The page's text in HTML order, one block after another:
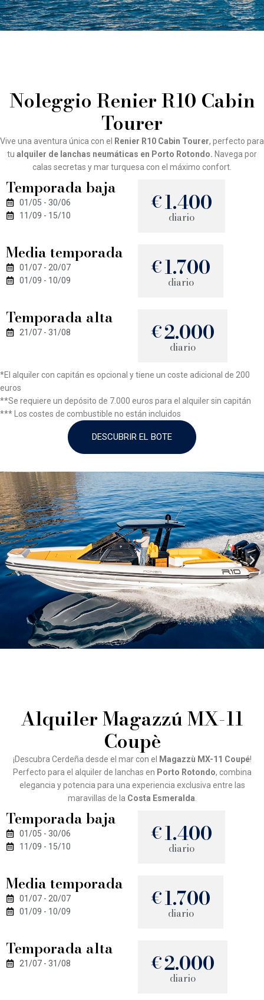
Noleggio Renier R10 Cabin
Tourer
Vive una aventura única con el Renier R10 Cabin Tourer, perfecto para
tu alquiler de lanchas neumáticas en Porto Rotondo. Navega por
calas secretas y mar turquesa con el máximo confort.
Temporada baja
01/05 - 30/06
11/09 - 15/10
€1.400
diario
Media temporada
01/07 - 20/07
01/09 - 10/09
€1.700
diario
Temporada alta
21/07 - 31/08 €2.000
diario
*El alquiler con capitán es opcional y tiene un coste adicional de 200
euros
**Se requiere un depósito de 7.000 euros para el alquiler sin capitán
*** Los costes de combustible no están incluidos
DESCUBRIR EL BOTE
Alquiler Magazzú MX-11
Coupè
¡Descubra Cerdeña desde el mar con el Magazzù MX-11 Coupé!
Perfecto para el alquiler de lanchas en Porto Rotondo, combina
elegancia y potencia para una experiencia exclusiva entre las
maravillas de la Costa Esmeralda
Temporada baja
01/05 - 30/06
11/09 - 15/10
€1.400
diario
Media temporada
01/07 - 20/07
01/09 - 10/09
€1.700
diario
Temporada alta
21/07 - 31/08 €2.000
diario